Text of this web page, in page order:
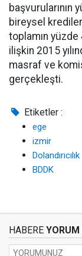
başvurularının
bireysel
toplamın
ilişkin 2015
masraf ve
gerçekleşti.
Etiketler :
ege
izmir
Dolandırıcılık
BDDK
HABERE YORUM